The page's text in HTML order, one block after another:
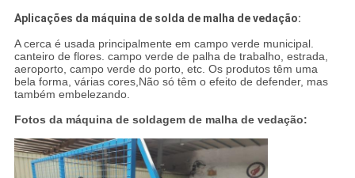
Aplicações da máquina de solda de malha de vedação:
A cerca é usada principalmente em campo verde municipal.
canteiro de flores. campo verde de palha de trabalho, estrada,
aeroporto, campo verde do porto, etc. Os produtos têm uma
bela forma, várias cores,Não só têm o efeito de defender, mas
também embelezando.
Fotos da máquina de soldagem de malha de vedação: